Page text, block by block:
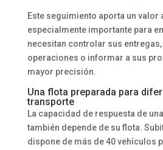
Este seguimiento aporta un valor
especialmente importante para
necesitan controlar sus
operaciones o informar a sus
mayor precisión.
Una flota preparada para
transporte
La capacidad de respuesta de
también depende de su flota.
dispone de más de 40 vehículos